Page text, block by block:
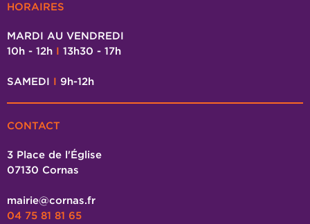
HORAIRES
MARDI AU VENDREDI
10h - 12h I 13h30 - 17h
SAMEDI I 9h-12h
CONTACT
3 Place de l'Église
07130 Cornas
mairie@cornas.fr
04 75 81 81 65